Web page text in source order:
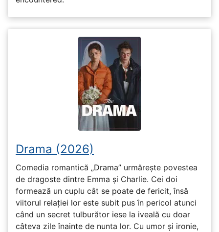
Drama (2026)
Comedia romantică „Drama” urmărește povestea
de dragoste dintre Emma și Charlie. Cei doi
formează un cuplu cât se poate de fericit, însă
viitorul relației lor este subit pus în pericol atunci
când un secret tulburător iese la iveală cu doar
câteva zile înainte de nunta lor. Cu umor și ironie,